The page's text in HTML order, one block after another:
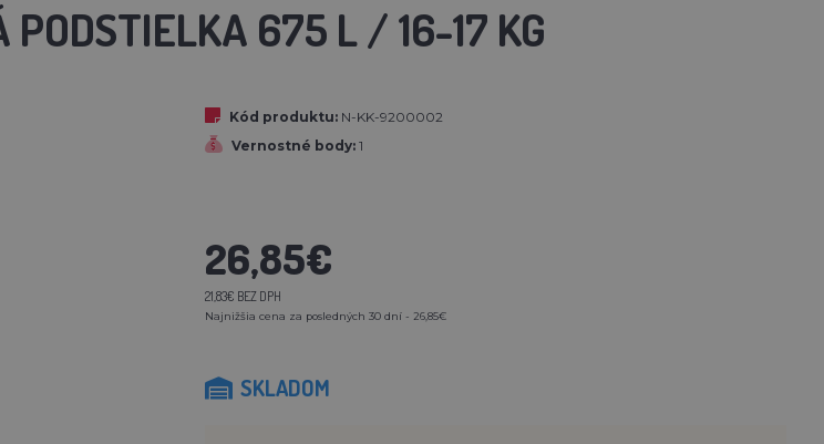
PODSTIELKA 675 L / 16-17 KG
Kód produktu: N-KK-9200002
Vernostné body: 1
26,85€
21,83€ BEZ DPH
Najnižšia cena za posledných 30 dní - 26,85€
SKLADOM